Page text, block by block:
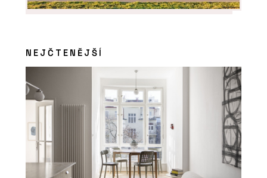
NEJČTENĚJŠÍ